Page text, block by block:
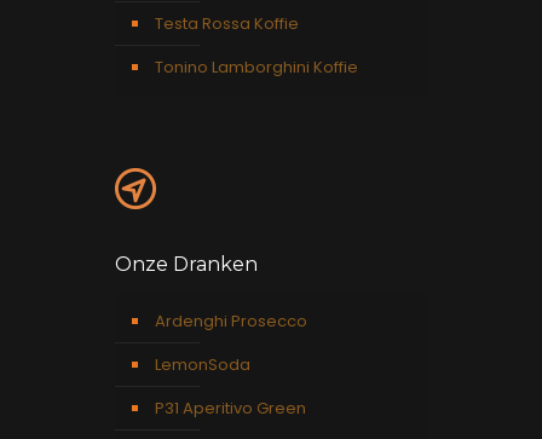
Testa Rossa Koffie
Tonino Lamborghini Koffie
Onze Dranken
Ardenghi Prosecco
LemonSoda
P31 Aperitivo Green